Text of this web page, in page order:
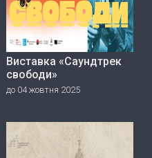
Виставка «Саундтрек
свободи»
до 04 жовтня 2025